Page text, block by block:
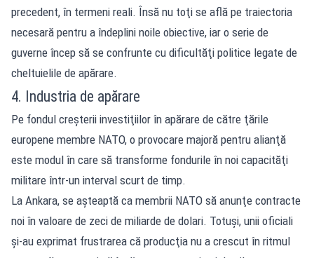
precedent, în termeni reali. Însă nu toţi se află pe traiectoria
necesară pentru a îndeplini noile obiective, iar o serie de
guverne încep să se confrunte cu dificultăţi politice legate de
cheltuielile de apărare.
4. Industria de apărare
Pe fondul creşterii investiţiilor în apărare de către ţările
europene membre NATO, o provocare majoră pentru alianţă
este modul în care să transforme fondurile în noi capacităţi
militare într-un interval scurt de timp.
La Ankara, se aşteaptă ca membrii NATO să anunţe contracte
noi în valoare de zeci de miliarde de dolari. Totuşi, unii oficiali
şi-au exprimat frustrarea că producţia nu a crescut în ritmul